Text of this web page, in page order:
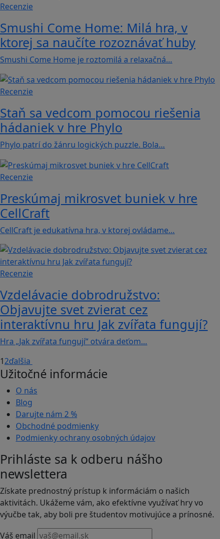
Recenzie
Smushi Come Home: Milá hra, v
ktorej sa naučíte rozoznávať huby
Smushi Come Home je roztomilá a relaxačná…
Recenzie
Staň sa vedcom pomocou riešenia
hádaniek v hre Phylo
Phylo patrí do žánru logických puzzle. Bola…
Recenzie
Preskúmaj mikrosvet buniek v hre
CellCraft
CellCraft je edukatívna hra, v ktorej ovládame…
Recenzie
Vzdelávacie dobrodružstvo:
Objavujte svet zvierat cez
interaktívnu hru Jak zvířata fungují?
Hra „Jak zvířata fungují“ otvára deťom…
12ďalšia
Užitočné informácie
O nás
Blog
Darujte nám 2 %
Obchodné podmienky
Podmienky ochrany osobných údajov
Prihláste sa k odberu nášho
newslettera
Získate prednostný prístup k informáciám o našich
aktivitách. Ukážeme vám, ako efektívne využívať hry vo
výučbe tak, aby boli pre študentov motivujúce a prínosné.
Váš email